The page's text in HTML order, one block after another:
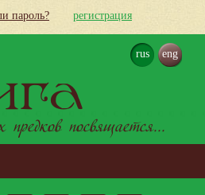
пароль? регистрация
rus eng
посвящается...